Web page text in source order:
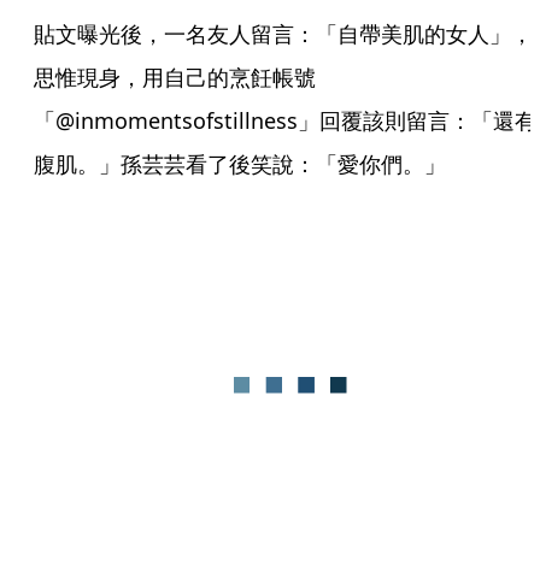
貼文曝光後，一名友人留言：「自帶美肌的女人」，
思惟現身，用自己的烹飪帳號
「@inmomentsofstillness」回覆該則留言：「還有
腹肌。」孫芸芸看了後笑說：「愛你們。」